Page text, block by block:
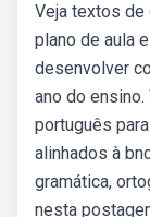
Veja textos de
plano de aula
desenvolver
ano do
português
alinhados à
gramática,
nesta